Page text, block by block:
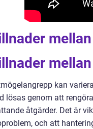
kan
lösas genom att
åtgärder. Det är
och att